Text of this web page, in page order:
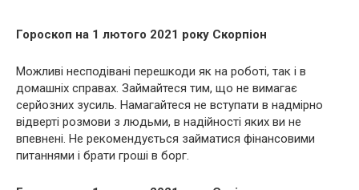
Гороскоп на 1 лютого 2021 року Скорпіон
Можливі несподівані перешкоди як на роботі, так і в
домашніх справах. Займайтеся тим, що не вимагає
серйозних зусиль. Намагайтеся не вступати в надмірно
відверті розмови з людьми, в надійності яких ви не
впевнені. Не рекомендується займатися фінансовими
питаннями і брати гроші в борг.